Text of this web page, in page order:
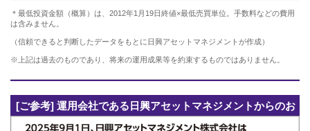
＊最低投資金額（概算）は、2012年1月19日終値×最低売買単位。手数料などの費用
は含みません。
（信頼できると判断したデータをもとに日興アセットマネジメントが作成）
※上記は過去のものであり、将来の運用成果等を約束するものではありません。
[ご参考] 運用会社である日興アセットマネジメントからのお
知らせ